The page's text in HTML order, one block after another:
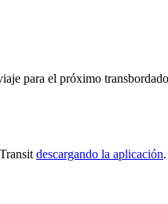
para el próximo
descargando la aplicación.